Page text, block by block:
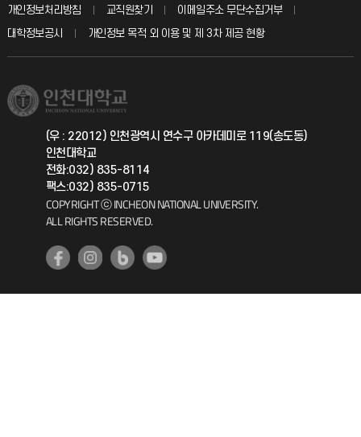
입학안내
취업정보(학생)
칭찬마당
학생서비스 지킴이
총동문회
교육혁신본부
국제지원과
공자아카데미
기초교육원
개인정보처리방침 교직원찾기
이메일주소 무단수집거부
대학정보공시
개인정보 목적 외 이용 및 제 3차 제공 현황
(우 : 22012) 인천광역시 연수구 아카데미로 119(송도동)
인천대학교
전화:032) 835-8114
팩스:032) 835-0715
COPYRIGHT ⓒ INCHEON NATIONAL UNIVERSITY.
ALL RIGHTS RESERVED.